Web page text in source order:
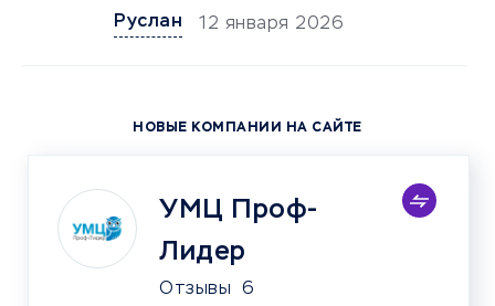
Руслан 12 января 2026
НОВЫЕ КОМПАНИИ НА САЙТЕ
УМЦ Проф-
Лидер
Отзывы 6